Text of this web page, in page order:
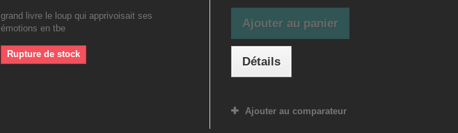
grand livre le loup qui apprivoisait ses
émotions en tbe
Rupture de stock
Ajouter au panier
Détails
Ajouter au comparateur